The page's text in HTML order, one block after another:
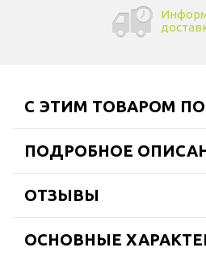
C ЭТИМ ТОВАРОМ
ПОДРОБНОЕ
ОТЗЫВЫ
ОСНОВНЫЕ